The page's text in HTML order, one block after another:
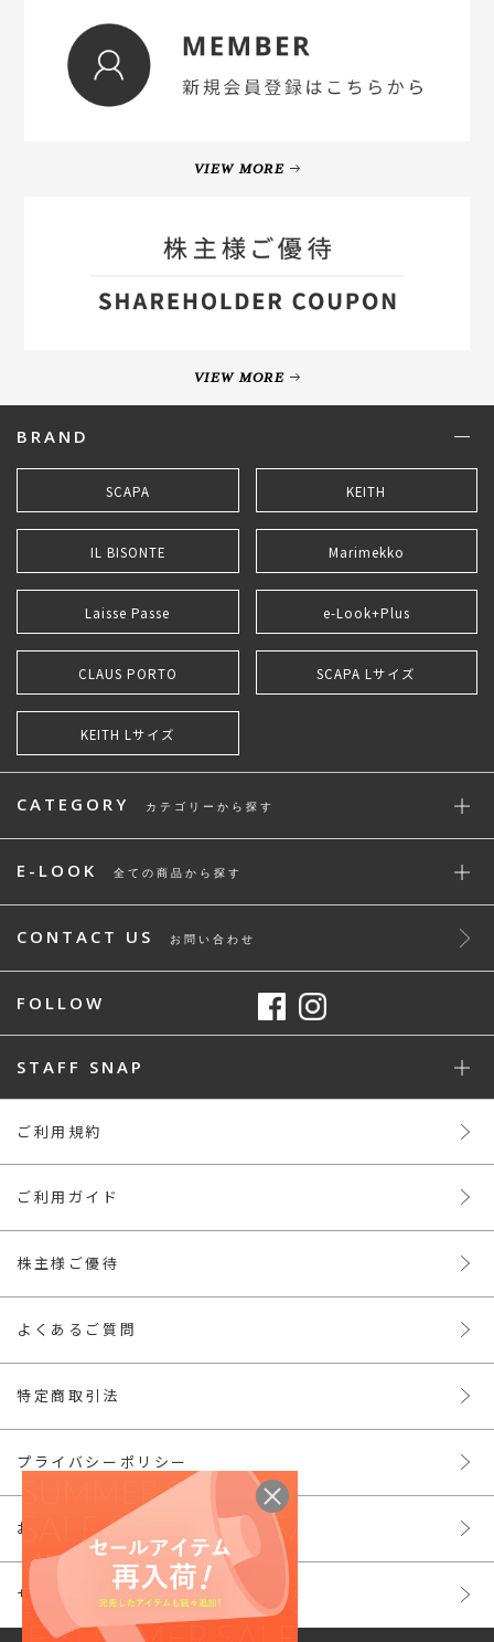
VIEW MORE
VIEW MORE
BRAND
SCAPA KEITH
IL BISONTE Marimekko
Laisse Passe e-Look+Plus
CLAUS PORTO SCAPA Lサイズ
KEITH Lサイズ
CATEGORY カテゴリーから探す
E-LOOK 全ての商品から探す
CONTACT US お問い合わせ
FOLLOW
STAFF SNAP
ご利用規約
ご利用ガイド
株主様ご優待
よくあるご質問
特定商取引法
プライバシーポリシー
お問い合わせ
サイトマップ